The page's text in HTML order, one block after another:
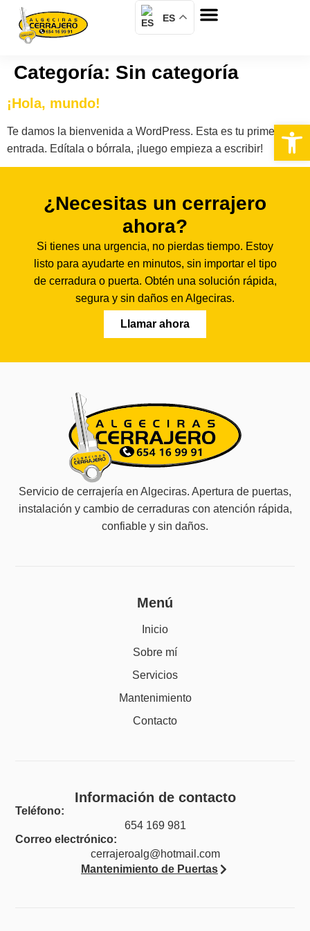
Abrir
ES
Categoría: Sin categoría
¡Hola, mundo!
Te damos la bienvenida a WordPress. Esta es tu primera
entrada. Edítala o bórrala, ¡luego empieza a escribir!
¿Necesitas un cerrajero
ahora?
Si tienes una urgencia, no pierdas tiempo. Estoy
listo para ayudarte en minutos, sin importar el tipo
de cerradura o puerta. Obtén una solución rápida,
segura y sin daños en Algeciras.
Llamar ahora
Servicio de cerrajería en Algeciras. Apertura de puertas,
instalación y cambio de cerraduras con atención rápida,
confiable y sin daños.
Menú
Inicio
Sobre mí
Servicios
Mantenimiento
Contacto
Información de contacto
Teléfono:
654 169 981
Correo electrónico:
cerrajeroalg@hotmail.com
Mantenimiento de Puertas